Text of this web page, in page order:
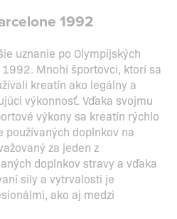
1992
uznanie po Olympijských
Mnohí športovci, ktorí sa
kreatín ako legálny a
výkonnosť. Vďaka svojmu
výkony sa kreatín rýchlo
používaných doplnkov na
za jeden z
doplnkov stravy a vďaka
sily a vytrvalosti je
ako aj medzi